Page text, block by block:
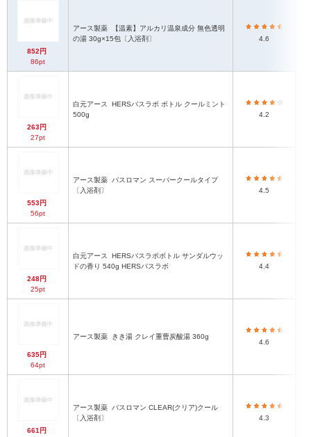
852円
86pt
アース製薬
の湯 30g×15包〔入浴剤〕
4.6
263円
27pt
白元アース
500g
4.2
553円
56pt
アース製薬
〔入浴剤〕
4.5
248円
25pt
白元アース
ドの香り 540g HERSバスラボ
4.4
635円
64pt
アース製薬 きき湯 クレイ重曹炭酸湯 360g
4.6
661円
アース製薬
〔入浴剤〕
4.3